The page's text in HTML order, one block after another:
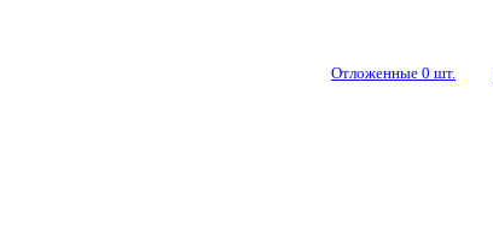
Отложенные 0 шт.